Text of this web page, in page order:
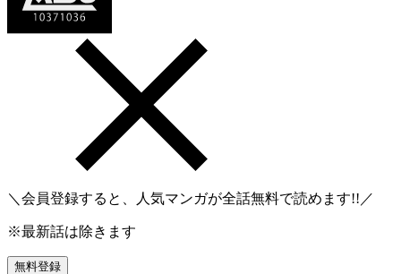
＼会員登録すると、人気マンガが全話無料で読めます!!／
※最新話は除きます
無料登録